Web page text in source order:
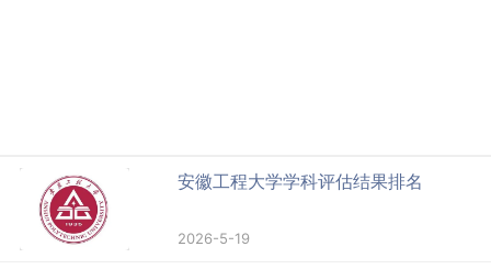
安徽工程大学学科评估结果排名
2026-5-19